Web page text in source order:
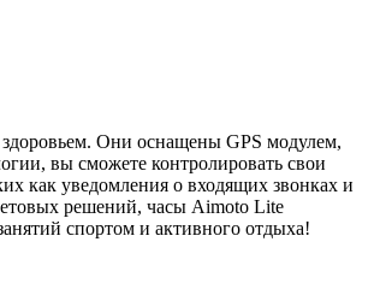
Они оснащены GPS модулем,
вы сможете контролировать свои
как уведомления о входящих звонках и
решений, часы Aimoto Lite
спортом и активного отдыха!